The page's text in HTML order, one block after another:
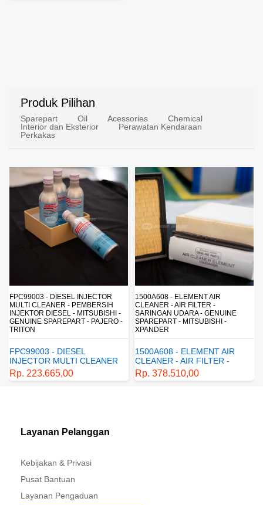
Produk Pilihan
Sparepart Oil Acessories
Chemical
Interior dan Eksterior
Perawatan Kendaraan
Perkakas
FPC99003 - DIESEL INJECTOR
MULTI CLEANER - PEMBERSIH
INJEKTOR DIESEL - MITSUBISHI -
GENUINE SPAREPART - PAJERO -
TRITON
FPC99003 - DIESEL
INJECTOR MULTI CLEANER
- PEMBERSIH INJEKTOR
DIESEL - MITSUBISHI -
Rp. 223.665,00
1500A608 - ELEMENT AIR
CLEANER - AIR FILTER -
SARINGAN UDARA - GENUINE
SPAREPART - MITSUBISHI -
XPANDER
1500A608 - ELEMENT AIR
CLEANER - AIR FILTER -
SARINGAN UDARA -
GENUINE SPAREPART -
Rp. 378.510,00
Layanan Pelanggan
Kebijakan & Privasi
Pusat Bantuan
Layanan Pengaduan